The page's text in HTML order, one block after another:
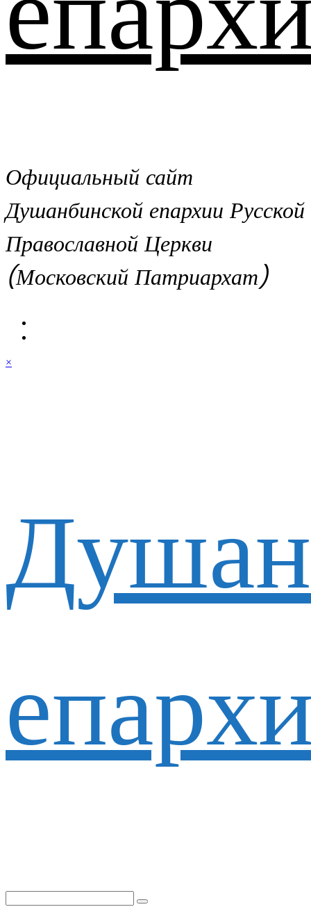
Официальный сайт
Душанбинской епархии Русской
Православной Церкви
(Московский Патриархат)
×